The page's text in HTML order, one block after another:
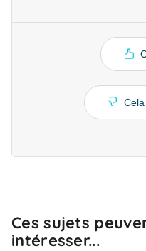
Ces sujets
intéresser...